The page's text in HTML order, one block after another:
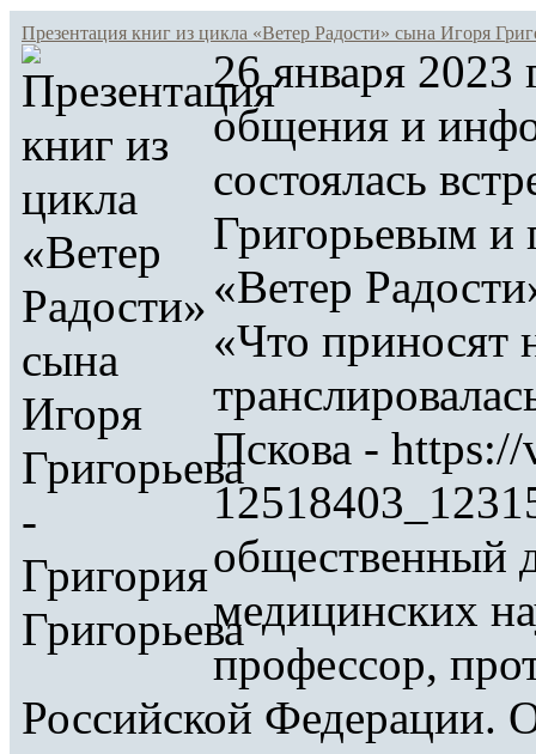
Презентация книг из цикла «Ветер Радости» сына Игоря
26 января 2023
общения и
состоялась
Григорьевым и
«Ветер
«Что приносят
Пскова -
общественный
медицинских
профессор,
Российской Федерации.